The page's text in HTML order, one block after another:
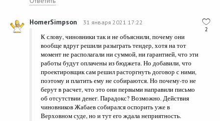
2
HomerSimpson 31 января 2021 17:22
К слову, чиновники так и не объяснили, почему они
вообще вдруг решили разыграть тендер, хотя на тот
момент не располагали ни суммой, ни гарантией, что эти
работы будут оплачены из бюджета. Но добавили, что
проектировщик сам решил расторгнуть договор с ними,
поэтому и платить ему не собираются. Но почему-то не
берут в расчет, что это они первыми направили письмо
об отсутствии денег. Парадокс? Возможно. Действия
чиновников Жабаев собирался оспорить уже в
Верховном суде, но и тут его ждала неприятность.